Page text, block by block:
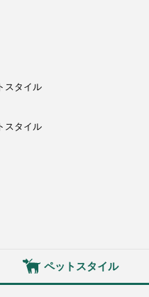
スタイル
スタイル
ペットスタイル